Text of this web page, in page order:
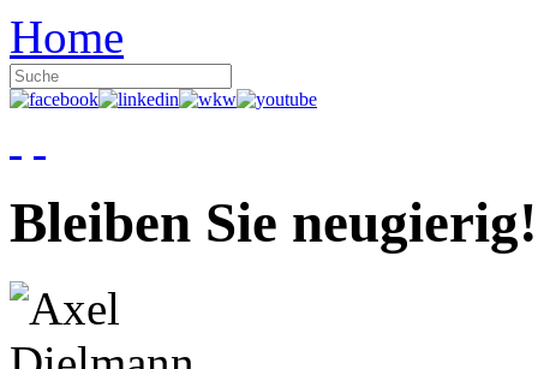
Home
Bleiben Sie neugierig!